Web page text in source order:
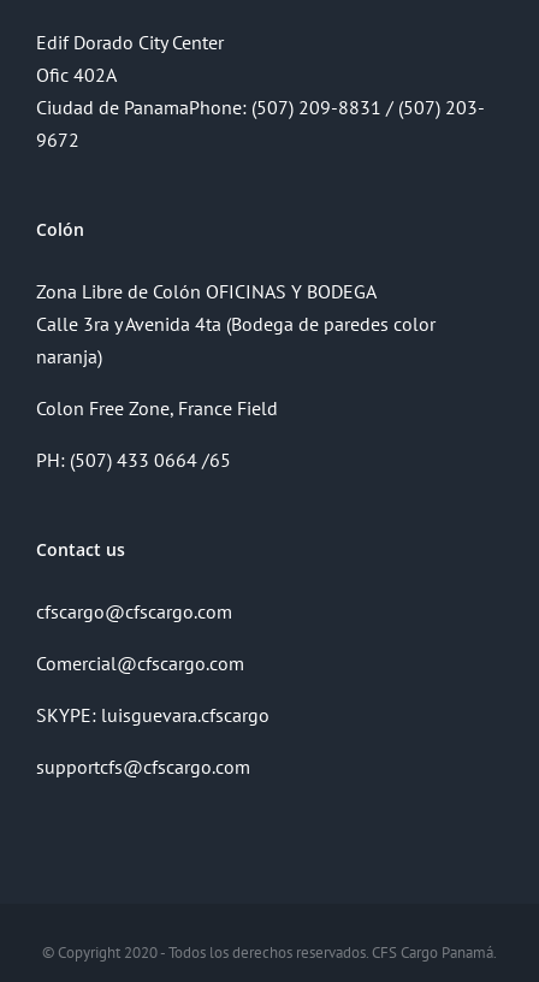
Edif Dorado City Center
Ofic 402A
Ciudad de PanamaPhone: (507) 209-8831 / (507) 203-
9672
Colón
Zona Libre de Colón OFICINAS Y BODEGA
Calle 3ra y Avenida 4ta (Bodega de paredes color
naranja)
Colon Free Zone, France Field
PH: (507) 433 0664 /65
Contact us
cfscargo@cfscargo.com
Comercial@cfscargo.com
SKYPE: luisguevara.cfscargo
supportcfs@cfscargo.com
© Copyright 2020 - Todos los derechos reservados. CFS Cargo Panamá.